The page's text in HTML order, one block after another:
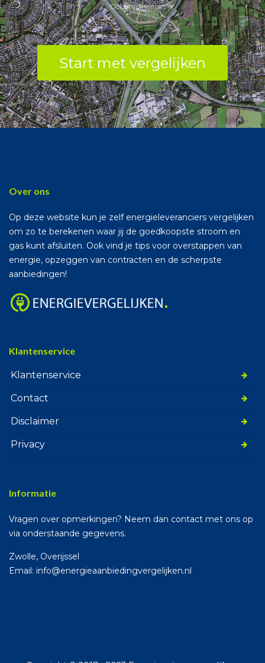
Geldermalsen.
Start met vergelijken
Over ons
Op deze website kun je zelf energieleveranciers vergelijken
om zo te berekenen waar jij de goedkoopste stroom en
gas kunt afsluiten. Ook vind je tips voor overstappen van
energie, opzeggen van contracten en de scherpste
aanbiedingen!
Klantenservice
Klantenservice
Contact
Disclaimer
Privacy
Informatie
Vragen over opmerkingen? Neem dan contact met ons op
via onderstaande gegevens.
Zwolle, Overijssel
Email: info@energieaanbiedingvergelijken.nl